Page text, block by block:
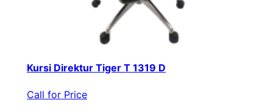
Kursi Direktur Tiger T 1319 D
Call for Price